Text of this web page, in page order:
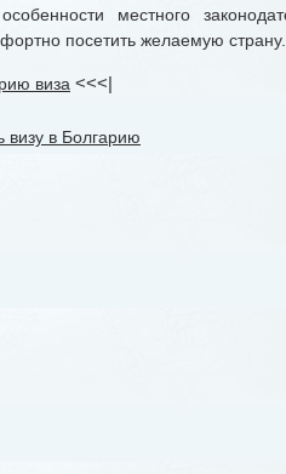
местного
посетить желаемую страну.
виза <<<|
визу в Болгарию